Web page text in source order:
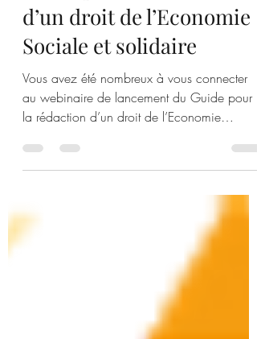
Guide pour la rédaction
d’un droit de l’Economie
Sociale et solidaire
Vous avez été nombreux à vous connecter
la rédaction d’un droit de l’Economie
Sociale et...